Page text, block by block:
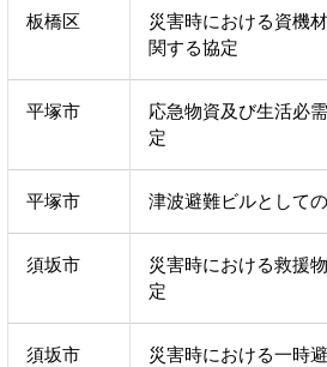
板橋区
災害時における資機
関する協定
平塚市
応急物資及び生活必
定
平塚市 津波避難ビルとして
須坂市
災害時における救援
定
須坂市 災害時における一時